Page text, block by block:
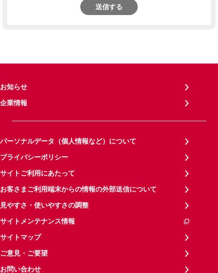
送信する
お知らせ
企業情報
パーソナルデータ（個人情報など）について
プライバシーポリシー
サイトご利用にあたって
お客さまご利用端末からの情報の外部送信について
見やすさ・使いやすさの調整
サイトメンテナンス情報
サイトマップ
ご意見・ご要望
お問い合わせ